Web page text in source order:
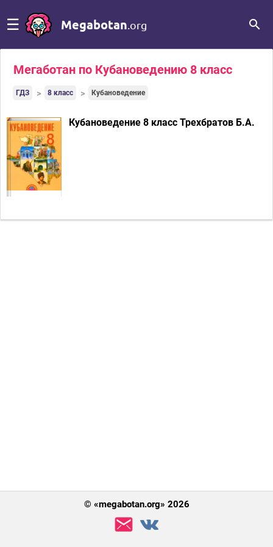
☰ Megabotan .org
Мегаботан по Кубановедению 8 класс
ГДЗ 8 класс Кубановедение
Кубановедение 8 класс Трехбратов Б.А.
© «megabotan.org» 2026